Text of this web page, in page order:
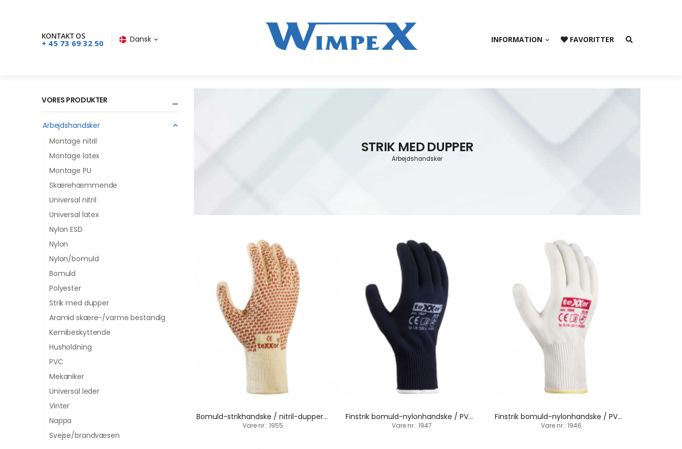
KONTAKT OS
+ 45 73 69 32 50 Dansk INFORMATION FAVORITTER
VORES PRODUKTER
Arbejdshandsker
Montage nitril
Montage latex
Montage PU
Skærehæmmende
Universal nitril
Universal latex
Nylon ESD
Nylon
Nylon/bomuld
Bomuld
Polyester
Strik med dupper
Aramid skære-/varme bestandig
Kemibeskyttende
Husholdning
PVC
Mekaniker
Universal leder
Vinter
Nappa
Svejse/brandvæsen
STRIK MED DUPPER
Arbejdshandsker
Bomuld-strikhandske / nitril-dupper / termisk
Vare nr.: 1955
Finstrik bomuld-nylonhandske / PVC-dupper
Vare nr.: 1947
Finstrik bomuld-nylonhandske / PVC-dupper
Vare nr.: 1946